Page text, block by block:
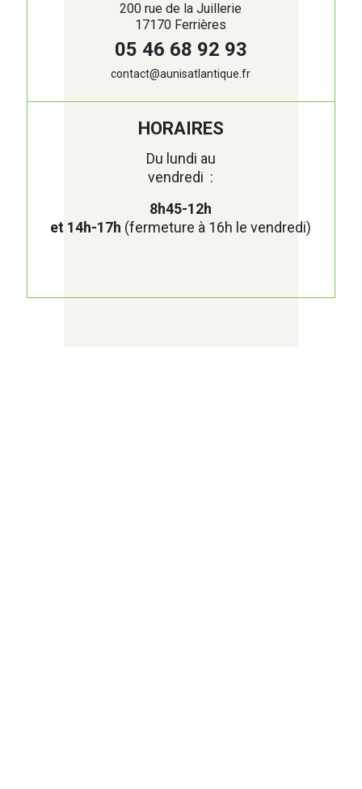
200 rue de la Juillerie
17170 Ferrières
05 46 68 92 93
contact@aunisatlantique.fr
HORAIRES
Du lundi au
vendredi :
8h45-12h
et 14h-17h (fermeture à 16h le vendredi)